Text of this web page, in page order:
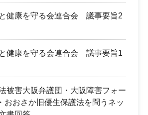
健康を守る会連合会 議事要旨2
健康を守る会連合会 議事要旨1
被害大阪弁護団・大阪障害フォー
おおさか旧優生保護法を問うネッ